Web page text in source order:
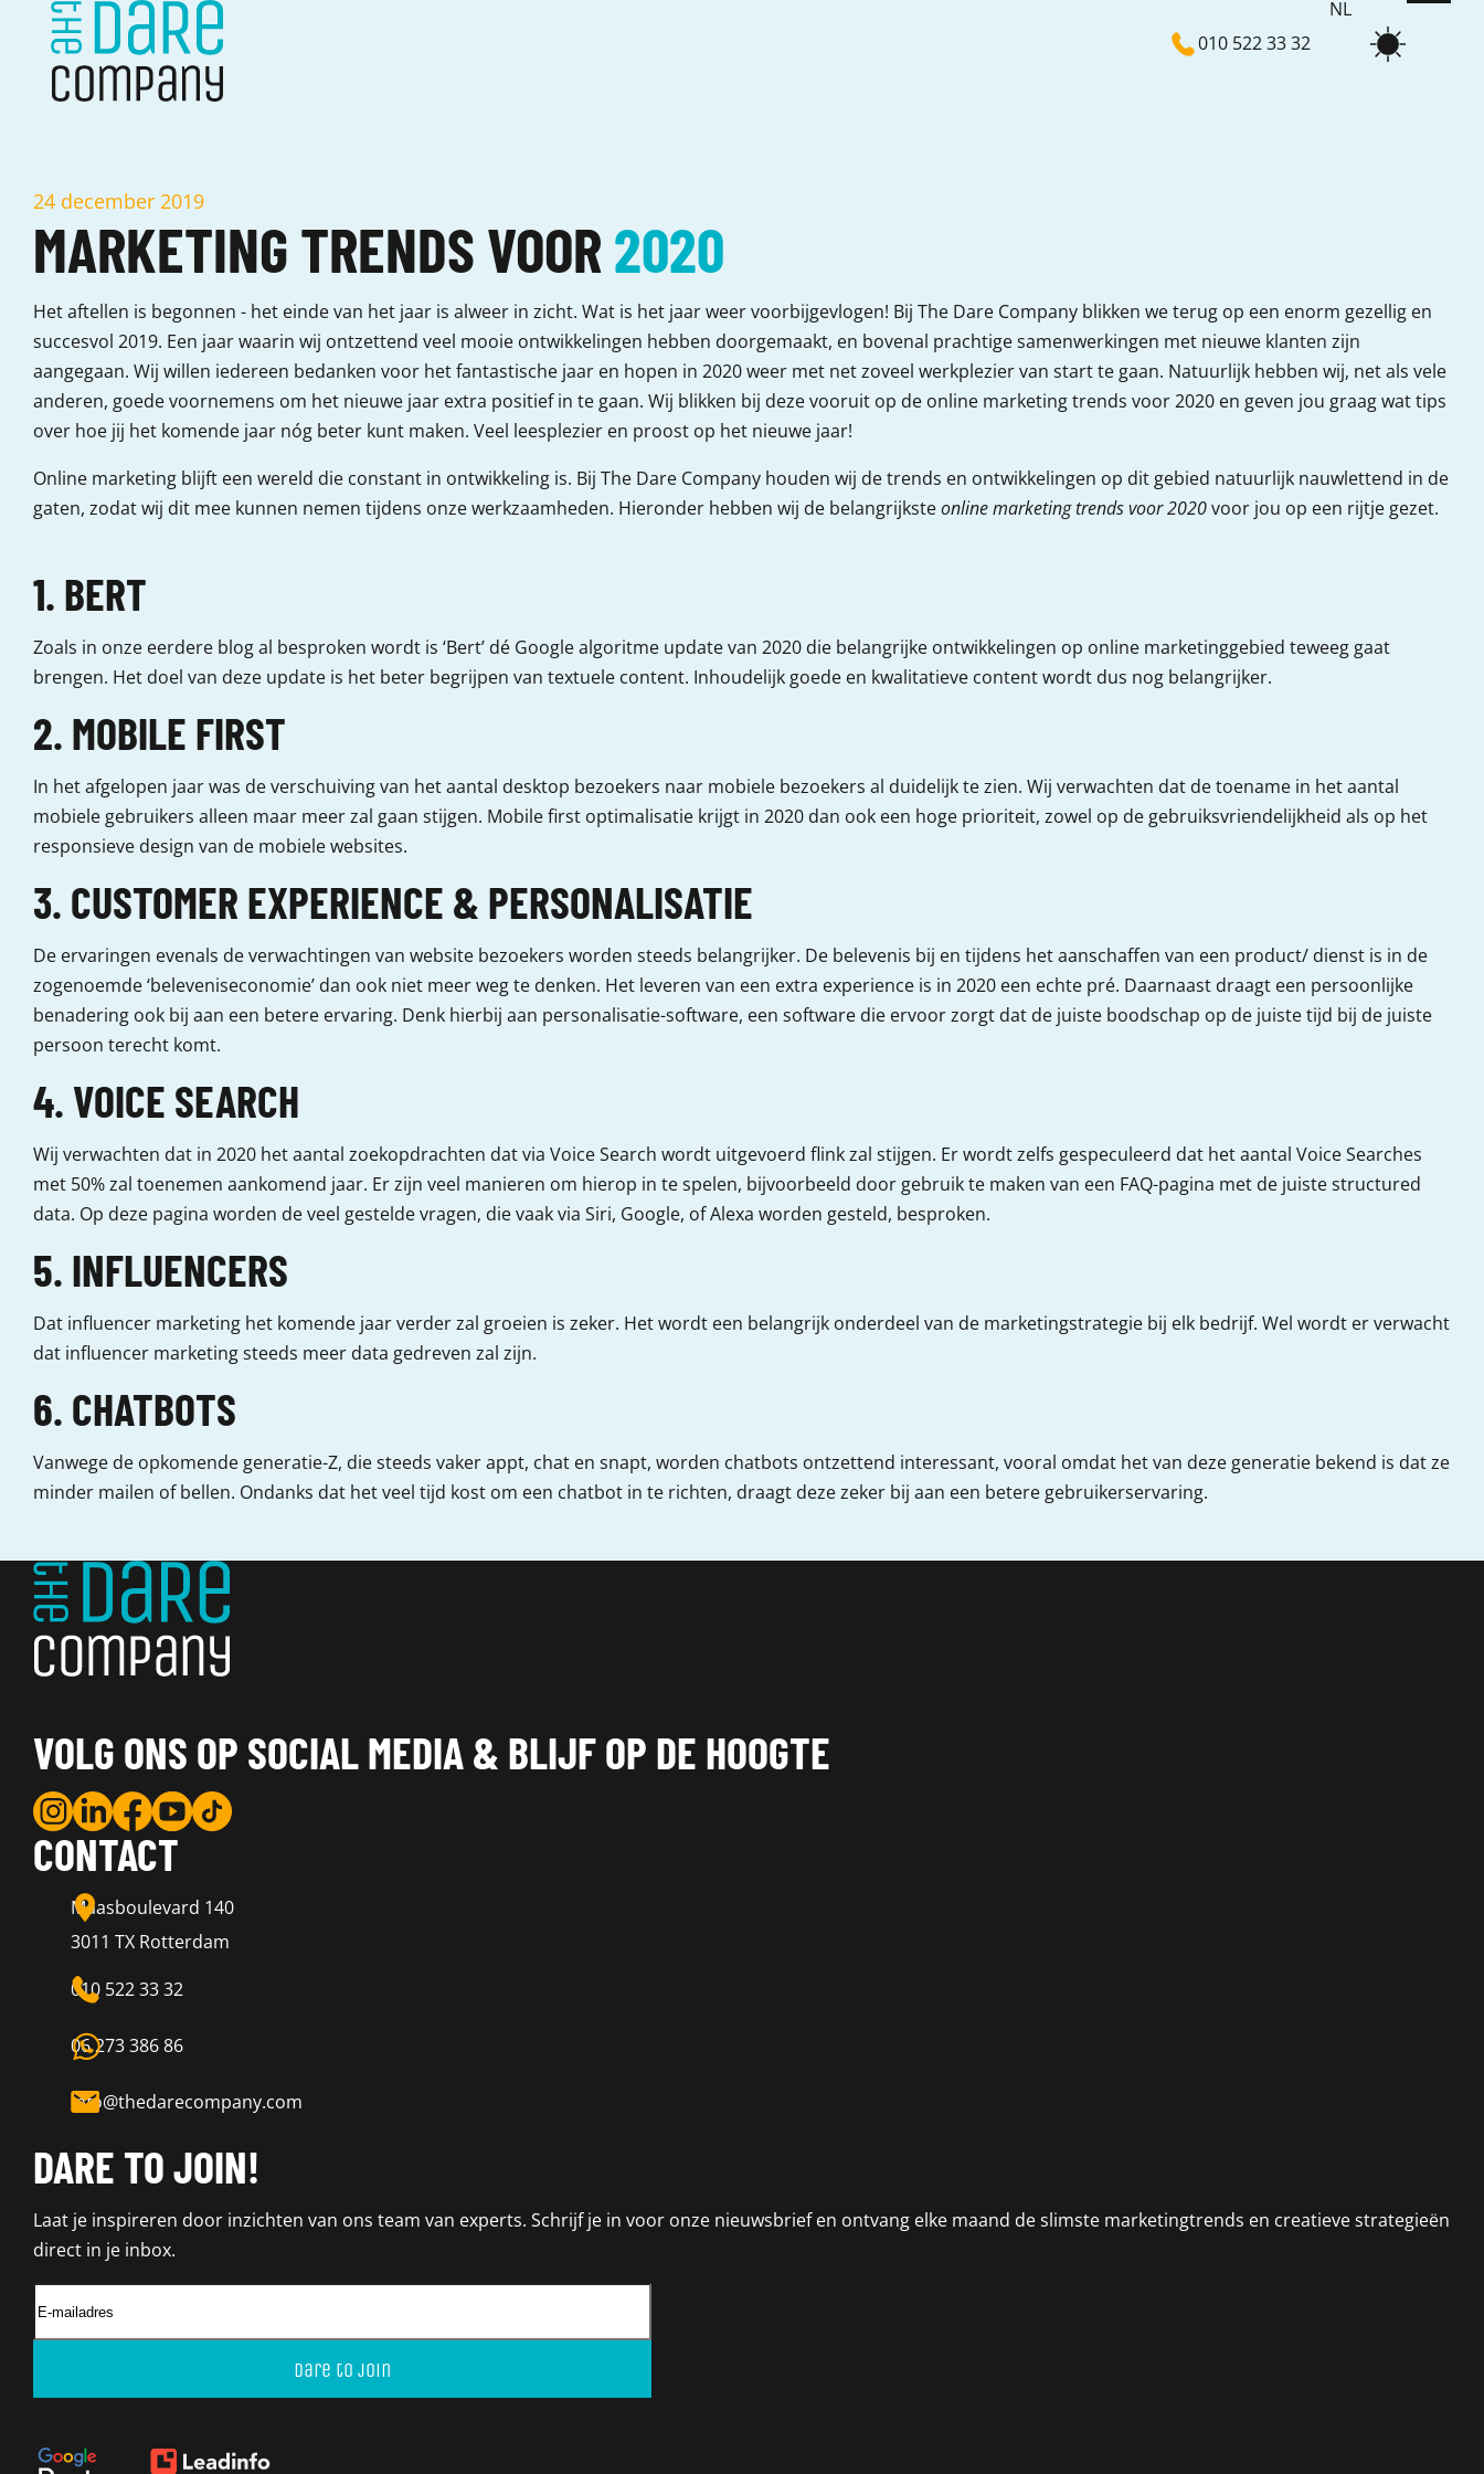
010 522 33 32
NL
24 december 2019
MARKETING TRENDS VOOR2020
Het aftellen is begonnen - het einde van het jaar is alweer in zicht. Wat is het jaar weer voorbijgevlogen! Bij The Dare Company blikken we terug op een enorm gezellig en
succesvol 2019. Een jaar waarin wij ontzettend veel mooie ontwikkelingen hebben doorgemaakt, en bovenal prachtige samenwerkingen met nieuwe klanten zijn
aangegaan. Wij willen iedereen bedanken voor het fantastische jaar en hopen in 2020 weer met net zoveel werkplezier van start te gaan. Natuurlijk hebben wij, net als vele
anderen, goede voornemens om het nieuwe jaar extra positief in te gaan. Wij blikken bij deze vooruit op de online marketing trends voor 2020 en geven jou graag wat tips
over hoe jij het komende jaar nóg beter kunt maken. Veel leesplezier en proost op het nieuwe jaar!
Online marketing blijft een wereld die constant in ontwikkeling is. Bij The Dare Company houden wij de trends en ontwikkelingen op dit gebied natuurlijk nauwlettend in de
gaten, zodat wij dit mee kunnen nemen tijdens onze werkzaamheden. Hieronder hebben wij de belangrijksteonline marketing trends voor 2020voor jou op een rijtje gezet.
1. BERT
Zoals in onze eerdere blog al besproken wordt is ‘Bert’ dé Google algoritme update van 2020 die belangrijke ontwikkelingen op online marketinggebied teweeg gaat
brengen. Het doel van deze update is het beter begrijpen van textuele content. Inhoudelijk goede en kwalitatieve content wordt dus nog belangrijker.
2. MOBILE FIRST
In het afgelopen jaar was de verschuiving van het aantal desktop bezoekers naar mobiele bezoekers al duidelijk te zien. Wij verwachten dat de toename in het aantal
mobiele gebruikers alleen maar meer zal gaan stijgen. Mobile first optimalisatie krijgt in 2020 dan ook een hoge prioriteit, zowel op de gebruiksvriendelijkheid als op het
responsieve design van de mobiele websites.
3. CUSTOMER EXPERIENCE & PERSONALISATIE
De ervaringen evenals de verwachtingen van website bezoekers worden steeds belangrijker. De belevenis bij en tijdens het aanschaffen van een product/ dienst is in de
zogenoemde ‘beleveniseconomie’ dan ook niet meer weg te denken. Het leveren van een extra experience is in 2020 een echte pré. Daarnaast draagt een persoonlijke
benadering ook bij aan een betere ervaring. Denk hierbij aan personalisatie-software, een software die ervoor zorgt dat de juiste boodschap op de juiste tijd bij de juiste
persoon terecht komt.
4. VOICE SEARCH
Wij verwachten dat in 2020 het aantal zoekopdrachten dat via Voice Search wordt uitgevoerd flink zal stijgen. Er wordt zelfs gespeculeerd dat het aantal Voice Searches
met 50% zal toenemen aankomend jaar. Er zijn veel manieren om hierop in te spelen, bijvoorbeeld door gebruik te maken van een FAQ-pagina met de juiste structured
data. Op deze pagina worden de veel gestelde vragen, die vaak via Siri, Google, of Alexa worden gesteld, besproken.
5. INFLUENCERS
Dat influencer marketing het komende jaar verder zal groeien is zeker. Het wordt een belangrijk onderdeel van de marketingstrategie bij elk bedrijf. Wel wordt er verwacht
dat influencer marketing steeds meer data gedreven zal zijn.
6. CHATBOTS
Vanwege de opkomende generatie-Z, die steeds vaker appt, chat en snapt, worden chatbots ontzettend interessant, vooral omdat het van deze generatie bekend is dat ze
minder mailen of bellen. Ondanks dat het veel tijd kost om een chatbot in te richten, draagt deze zeker bij aan een betere gebruikerservaring.
VOLG ONS OP SOCIAL MEDIA & BLIJF OP DE HOOGTE
CONTACT
Maasboulevard 140
3011 TX Rotterdam
010 522 33 32
06 273 386 86
info@thedarecompany.com
DARE TO JOIN!
Laat je inspireren door inzichten van ons team van experts. Schrijf je in voor onze nieuwsbrief en ontvang elke maand de slimste marketingtrends en creatieve strategieën
direct in je inbox.
Dare to join